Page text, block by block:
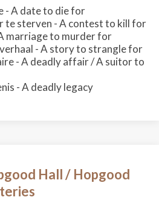
- A date to die for
te sterven - A contest to kill for
marriage to murder for
- A story to strangle for
- A deadly affair / A suitor to
- A deadly legacy
Hall / Hopgood